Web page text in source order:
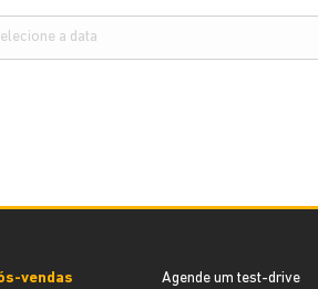
vendas Agende um test-drive